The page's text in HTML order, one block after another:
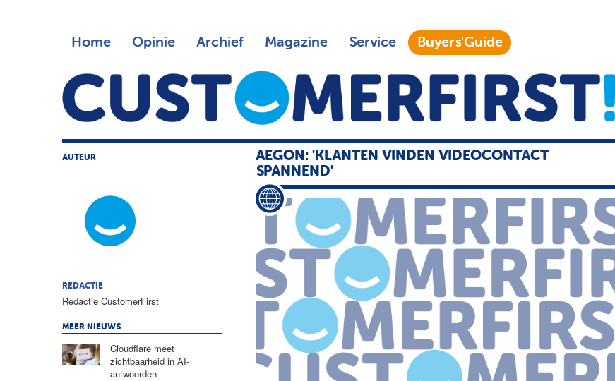
Home Opinie Archief Magazine Service Buyers'Guide
AEGON: 'KLANTEN VINDEN VIDEOCONTACT
SPANNEND'
AUTEUR
REDACTIE
Redactie CustomerFirst
MEER NIEUWS
Cloudflare meet
zichtbaarheid in AI-
antwoorden